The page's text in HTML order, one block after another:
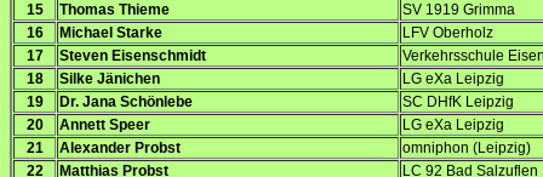
15
Thomas Thieme
SV 1919 Grimma
16
Michael Starke
LFV Oberholz
17
Steven Eisenschmidt
Verkehrsschule
18
Silke Jänichen
LG eXa Leipzig
19
Dr. Jana Schönlebe
SC DHfK Leipzig
20
Annett Speer
LG eXa Leipzig
21
Alexander Probst
omniphon (Leipzig)
22
Matthias Probst
LC 92 Bad Salzuflen